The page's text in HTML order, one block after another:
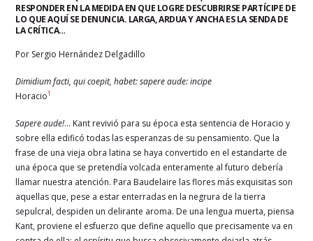
RESPONDER EN LA MEDIDA EN QUE LOGRE DESCUBRIRSE PARTÍCIPE DE
LO QUE AQUÍ SE DENUNCIA. LARGA, ARDUA Y ANCHA ES LA SENDA DE
LA CRÍTICA…
Por Sergio Hernández Delgadillo
Dimidium facti, qui coepit, habet: sapere aude: incipe
Horacio1
Sapere aude!… Kant revivió para su época esta sentencia de Horacio y
sobre ella edificó todas las esperanzas de su pensamiento. Que la
frase de una vieja obra latina se haya convertido en el estandarte de
una época que se pretendía volcada enteramente al futuro debería
llamar nuestra atención. Para Baudelaire las flores más exquisitas son
aquellas que, pese a estar enterradas en la negrura de la tierra
sepulcral, despiden un delirante aroma. De una lengua muerta, piensa
Kant, proviene el esfuerzo que define aquello que precisamente va en